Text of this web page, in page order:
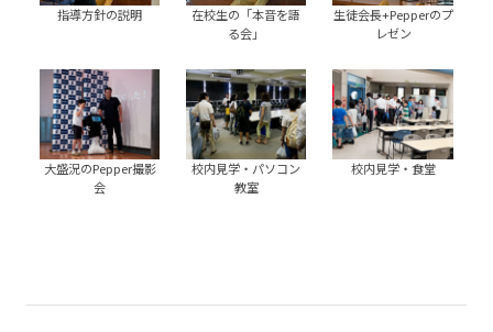
指導方針の説明
在校生の「本音を語
る会」
生徒会長+Pepperのプ
レゼン
大盛況のPepper撮影
会
校内見学・パソコン
教室
校内見学・食堂